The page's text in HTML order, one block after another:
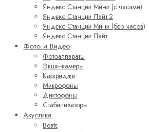
Яндекс Станции Мини (с часами)
Яндекс Станции Лайт 2
Яндекс Станции Мини (без часов)
Яндекс Станции Лайт
Фото и Видео
Фотоаппараты
Экшн-камеры
Картриджи
Микрофоны
Диктофоны
Стабилизаторы
Акустика
Beats